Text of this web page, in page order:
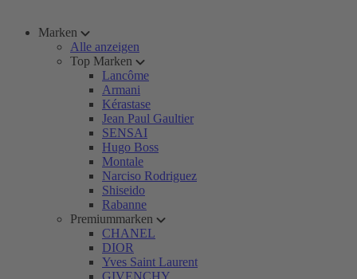
Marken
Alle anzeigen
Top Marken
Lancôme
Armani
Kérastase
Jean Paul Gaultier
SENSAI
Hugo Boss
Montale
Narciso Rodriguez
Shiseido
Rabanne
Premiummarken
CHANEL
DIOR
Yves Saint Laurent
GIVENCHY